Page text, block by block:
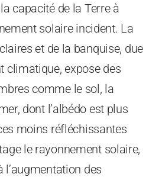
capacité de la Terre à
solaire incident. La
et de la banquise, due
climatique, expose des
comme le sol, la
dont l’albédo est plus
moins réfléchissantes
le rayonnement solaire,
l’augmentation des